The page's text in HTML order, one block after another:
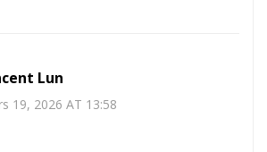
Lun
19, 2026 AT 13:58